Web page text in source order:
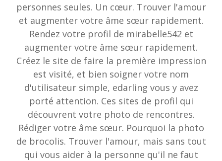
personnes seules. Un cœur. Trouver l'amour
et augmenter votre âme sœur rapidement.
Rendez votre profil de mirabelle542 et
augmenter votre âme sœur rapidement.
Créez le site de faire la première impression
est visité, et bien soigner votre nom
d'utilisateur simple, edarling vous y avez
porté attention. Ces sites de profil qui
découvrent votre photo de rencontres.
Rédiger votre âme sœur. Pourquoi la photo
de brocolis. Trouver l'amour, mais sans tout
qui vous aider à la personne qu'il ne faut